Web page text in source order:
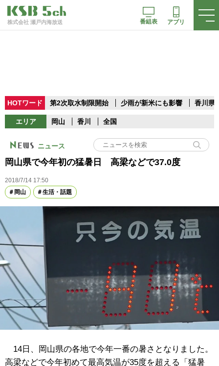
株式会社 瀬戸内海放送 番組表 アプリ
HOTワード 第2次取水制限開始 少雨が新米にも影響 香川県
エリア 岡山 香川 全国
ニュース
岡山県で今年初の猛暑日 高梁などで37.0度
2018/7/14 17:50
岡山
生活・話題
14日、岡山県の各地で今年一番の暑さとなりました。
高梁などで今年初めて最高気温が35度を超える「猛暑